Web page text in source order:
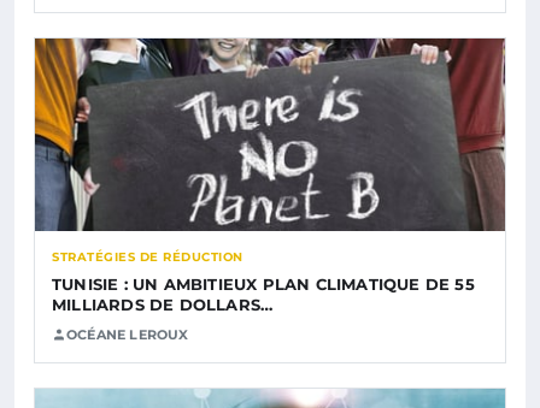
STRATÉGIES DE RÉDUCTION
TUNISIE : UN AMBITIEUX PLAN CLIMATIQUE DE 55
MILLIARDS DE DOLLARS…
OCÉANE LEROUX